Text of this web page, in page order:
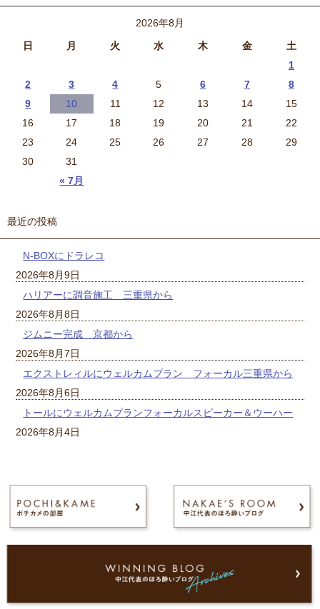
2026年8月
日
月 火 水 木 金 土
« 7月
1
2
3 4 5 6 7
8
9
10 11 12 13 14
15
16
17 18 19 20 21
22
23
24 25 26 27 28
29
30
31
最近の投稿
N-BOXにドラレコ
2026年8月9日
ハリアーに調音施工 三重県から
2026年8月8日
ジムニー完成 京都から
2026年8月7日
エクストレィルにウェルカムプラン フォーカル三重県から
2026年8月6日
トールにウェルカムプランフォーカルスピーカー＆ウーハー
2026年8月4日